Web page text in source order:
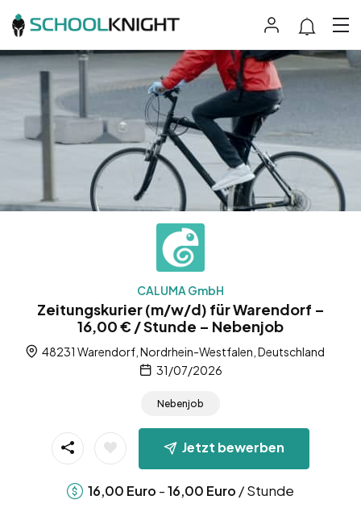
CALUMA GmbH
Zeitungskurier (m/w/d) für Warendorf –
16,00 € / Stunde – Nebenjob
48231 Warendorf, Nordrhein-Westfalen, Deutschland
31/07/2026
Nebenjob
Jetzt bewerben
16,00 Euro -16,00 Euro / Stunde